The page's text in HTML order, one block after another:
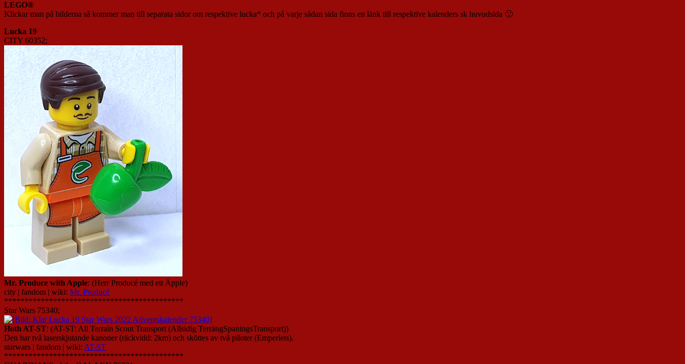
LEGO®
Klickar man på bilderna så kommer man till separata sidor om respektive lucka* och på varje sådan sida finns en länk till respektive kalenders sk huvudsida 🙂
Lucka 19
CITY 60352;
Mr. Produce with Apple: (Herr Producé med ett Äpple)
city | fandom | wiki: Mr. Producé
********************************************
Star Wars 75340;
Hoth AT-ST: (AT-ST: All Terrain Scout Transport (Allsidig TerrängSpaningsTransport))
Den har två laserskjutande kanoner (räckvidd: 2km) och sköttes av två piloter (Emperiets).
starwars | fandom | wiki: AT-ST
********************************************